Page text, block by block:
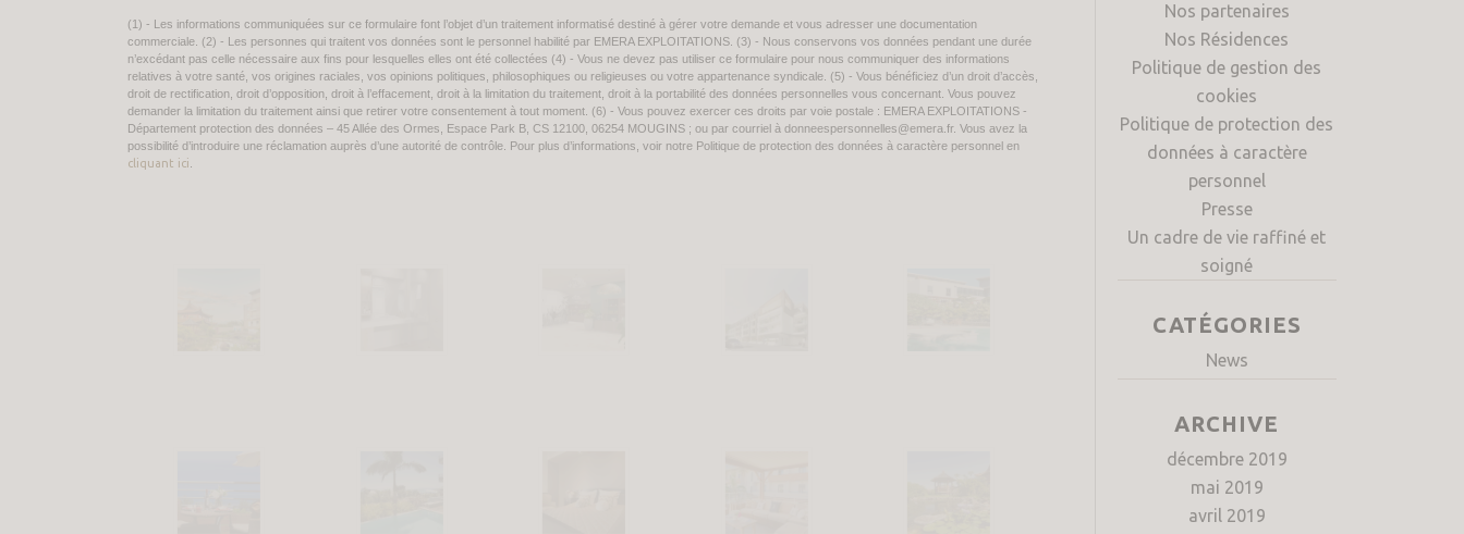
(1) - Les informations communiquées sur ce formulaire font l’objet d’un traitement informatisé destiné à gérer votre demande et vous adresser une documentation
commerciale. (2) - Les personnes qui traitent vos données sont le personnel habilité par EMERA EXPLOITATIONS. (3) - Nous conservons vos données pendant une durée
n’excédant pas celle nécessaire aux fins pour lesquelles elles ont été collectées (4) - Vous ne devez pas utiliser ce formulaire pour nous communiquer des informations
relatives à votre santé, vos origines raciales, vos opinions politiques, philosophiques ou religieuses ou votre appartenance syndicale. (5) - Vous bénéficiez d’un droit d’accès,
droit de rectification, droit d’opposition, droit à l’effacement, droit à la limitation du traitement, droit à la portabilité des données personnelles vous concernant. Vous pouvez
demander la limitation du traitement ainsi que retirer votre consentement à tout moment. (6) - Vous pouvez exercer ces droits par voie postale : EMERA EXPLOITATIONS -
Département protection des données – 45 Allée des Ormes, Espace Park B, CS 12100, 06254 MOUGINS ; ou par courriel à donneespersonnelles@emera.fr. Vous avez la
possibilité d’introduire une réclamation auprès d’une autorité de contrôle. Pour plus d’informations, voir notre Politique de protection des données à caractère personnel en
cliquant ici
Nos partenaires
Nos Résidences
Politique de gestion des
cookies
Politique de protection des
données à caractère
personnel
Presse
Un cadre de vie raffiné et
soigné
CATÉGORIES
News
ARCHIVE
décembre 2019
mai 2019
avril 2019